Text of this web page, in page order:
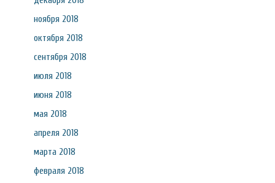
ноября 2018
октября 2018
сентября 2018
июля 2018
июня 2018
мая 2018
апреля 2018
марта 2018
февраля 2018